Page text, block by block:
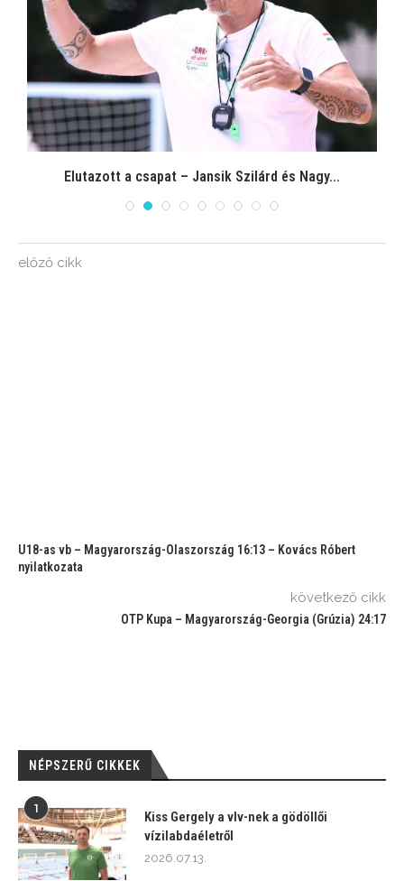
Elutazott a csapat – Jansik Szilárd és Nagy...
előző cikk
U18-as vb – Magyarország-Olaszország 16:13 – Kovács Róbert
nyilatkozata
következő cikk
OTP Kupa – Magyarország-Georgia (Grúzia) 24:17
NÉPSZERŰ CIKKEK
1
Kiss Gergely a vlv-nek a gödöllői
vízilabdaéletről
2026.07.13.